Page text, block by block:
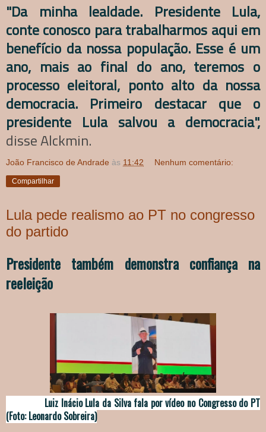
"Da minha lealdade. Presidente Lula,
conte conosco para trabalharmos aqui em
benefício da nossa população. Esse é um
ano, mais ao final do ano, teremos o
processo eleitoral, ponto alto da nossa
democracia. Primeiro destacar que o
presidente Lula salvou a democracia",
disse Alckmin.
João Francisco de Andrade às 11:42 Nenhum comentário:
Compartilhar
Lula pede realismo ao PT no congresso
do partido
Presidente também demonstra confiança na
reeleição
Luiz Inácio Lula da Silva fala por vídeo no Congresso do PT
(Foto: Leonardo Sobreira)